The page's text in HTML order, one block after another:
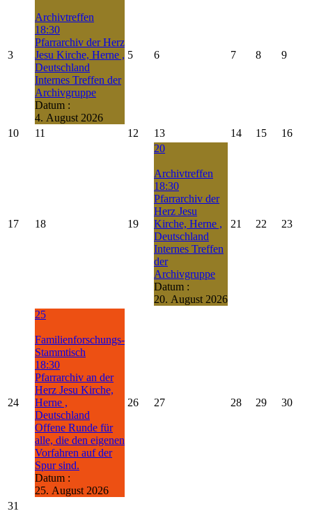
3
Archivtreffen
18:30
Pfarrarchiv der Herz
Jesu Kirche, Herne ,
Deutschland
Internes Treffen der
Archivgruppe
Datum :
4. August 2026
5 6 7 8 9
10 11 12 13 14 15 16
17 18 19
20
Archivtreffen
18:30
Pfarrarchiv der
Herz Jesu
Kirche, Herne ,
Deutschland
Internes Treffen
der
Archivgruppe
Datum :
20. August 2026
21 22 23
24
25
Familienforschungs-
Stammtisch
18:30
Pfarrarchiv an der
Herz Jesu Kirche,
Herne ,
Deutschland
Offene Runde für
alle, die den eigenen
Vorfahren auf der
Spur sind.
Datum :
25. August 2026
26 27 28 29 30
31